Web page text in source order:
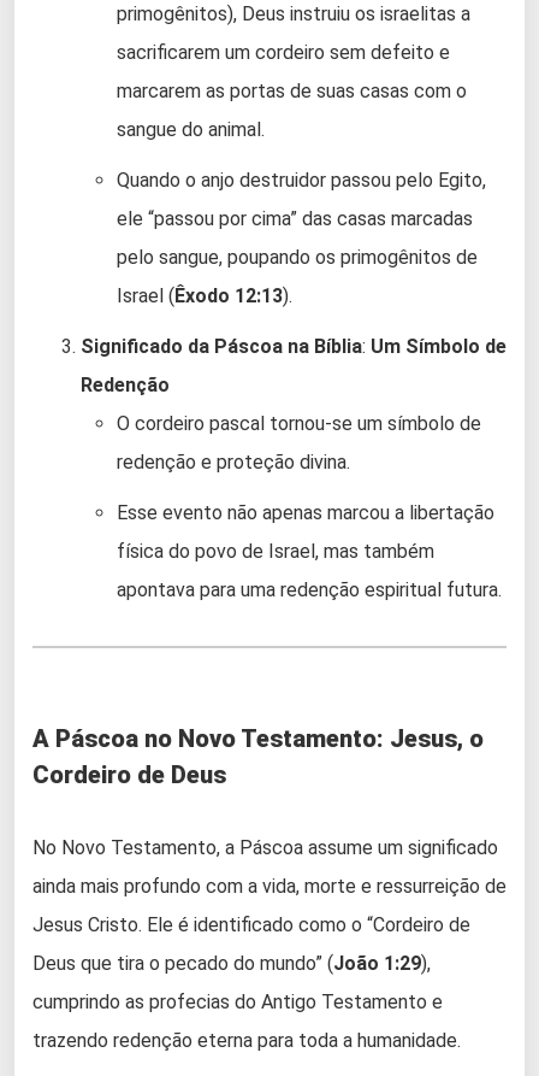
primogênitos), Deus instruiu os israelitas a
sacrificarem um cordeiro sem defeito e
marcarem as portas de suas casas com o
sangue do animal.
Quando o anjo destruidor passou pelo Egito,
ele “passou por cima” das casas marcadas
pelo sangue, poupando os primogênitos de
Israel (Êxodo 12:13).
Significado da Páscoa na Bíblia: Um Símbolo de
Redenção
O cordeiro pascal tornou-se um símbolo de
redenção e proteção divina.
Esse evento não apenas marcou a libertação
física do povo de Israel, mas também
apontava para uma redenção espiritual futura.
A Páscoa no Novo Testamento: Jesus, o
Cordeiro de Deus
No Novo Testamento, a Páscoa assume um significado
ainda mais profundo com a vida, morte e ressurreição de
Jesus Cristo. Ele é identificado como o “Cordeiro de
Deus que tira o pecado do mundo” (João 1:29),
cumprindo as profecias do Antigo Testamento e
trazendo redenção eterna para toda a humanidade.